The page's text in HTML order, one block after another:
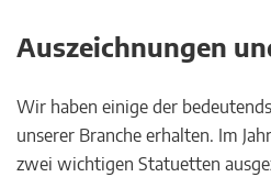
Auszeichnungen
Wir haben einige der
unserer Branche erhalten. Im
zwei wichtigen Statuetten